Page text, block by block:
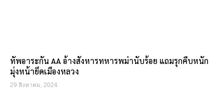
ทัพอาระกัน AA อ้างสังหารทหารพม่านับร้อย แถมรุกคืบหนัก
มุ่งหน้ายึดเมืองหลวง
29 สิงหาคม, 2024